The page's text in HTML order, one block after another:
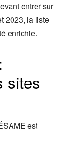
entrer sur
2023, la liste
enrichie.
sites
est